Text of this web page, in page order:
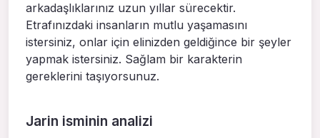
arkadaşlıklarınız uzun yıllar sürecektir.
Etrafınızdaki insanların mutlu yaşamasını
istersiniz, onlar için elinizden geldiğince bir şeyler
yapmak istersiniz. Sağlam bir karakterin
gereklerini taşıyorsunuz.
Jarin isminin analizi